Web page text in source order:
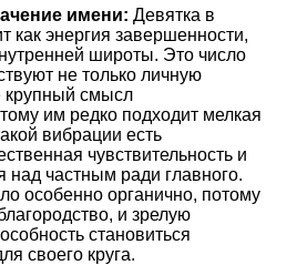
имени: Девятка в
как энергия завершенности,
широты. Это число
не только личную
крупный смысл
им редко подходит мелкая
вибрации есть
чувствительность и
над частным ради главного.
особенно органично, потому
и зрелую
становиться
своего круга.